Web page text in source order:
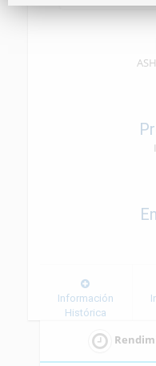
Información
Histórica